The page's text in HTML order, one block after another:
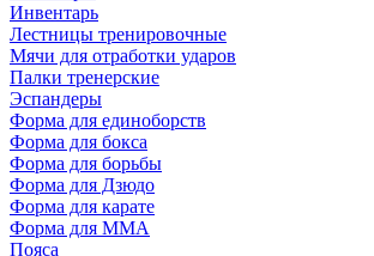
Инвентарь
Лестницы тренировочные
Мячи для отработки ударов
Палки тренерские
Эспандеры
Форма для единоборств
Форма для бокса
Форма для борьбы
Форма для Дзюдо
Форма для карате
Форма для MMA
Пояса